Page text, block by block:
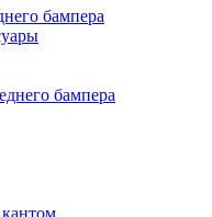
бампера
бампера